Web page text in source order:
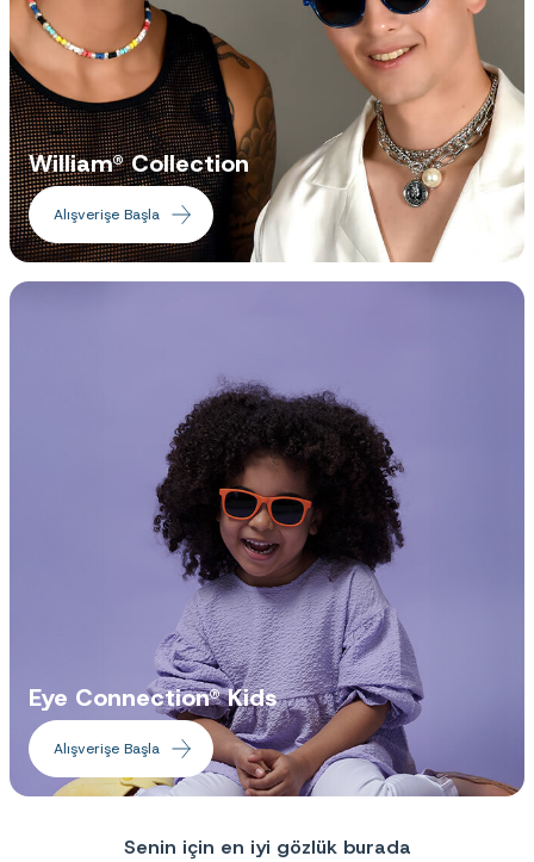
William® Collection
Alışverişe Başla
Eye Connection® Kids
Alışverişe Başla
Senin için en iyi gözlük burada